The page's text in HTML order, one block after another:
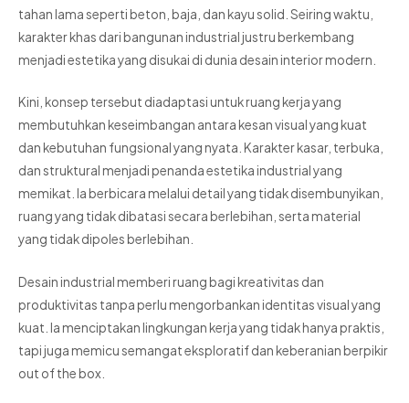
tahan lama seperti beton, baja, dan kayu solid. Seiring waktu,
karakter khas dari bangunan industrial justru berkembang
menjadi estetika yang disukai di dunia desain interior modern.
Kini, konsep tersebut diadaptasi untuk ruang kerja yang
membutuhkan keseimbangan antara kesan visual yang kuat
dan kebutuhan fungsional yang nyata. Karakter kasar, terbuka,
dan struktural menjadi penanda estetika industrial yang
memikat. Ia berbicara melalui detail yang tidak disembunyikan,
ruang yang tidak dibatasi secara berlebihan, serta material
yang tidak dipoles berlebihan.
Desain industrial memberi ruang bagi kreativitas dan
produktivitas tanpa perlu mengorbankan identitas visual yang
kuat. Ia menciptakan lingkungan kerja yang tidak hanya praktis,
tapi juga memicu semangat eksploratif dan keberanian berpikir
out of the box.